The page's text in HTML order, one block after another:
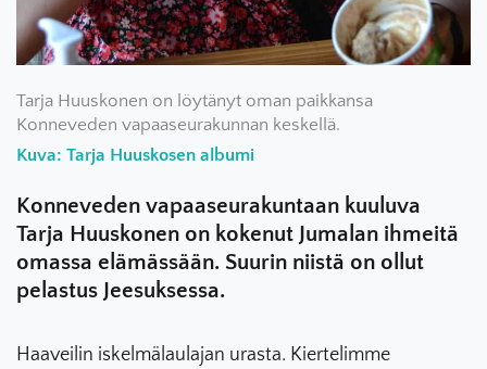
Tarja Huuskonen on löytänyt oman paikkansa
Konneveden vapaaseurakunnan keskellä.
Kuva: Tarja Huuskosen albumi
Konneveden vapaaseurakuntaan kuuluva
Tarja Huuskonen on kokenut Jumalan ihmeitä
omassa elämässään. Suurin niistä on ollut
pelastus Jeesuksessa.
Haaveilin iskelmälaulajan urasta. Kiertelimme